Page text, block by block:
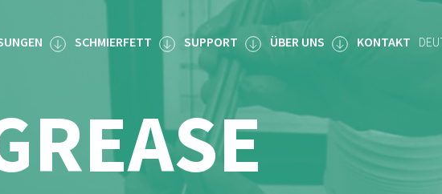
SCHMIERFETT SUPPORT ÜBER UNS KONTAKT